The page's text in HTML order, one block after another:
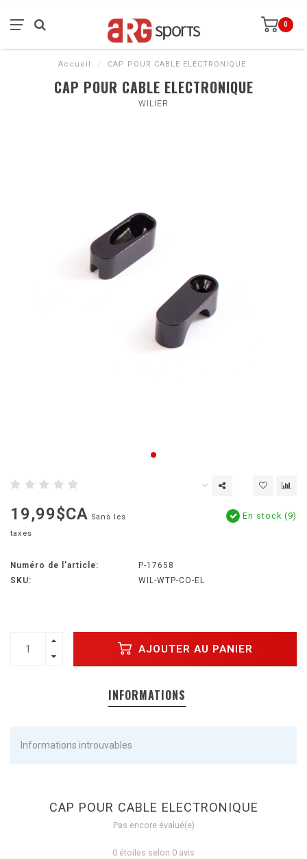
0
Accueil / CAP POUR CABLE ELECTRONIQUE
CAP POUR CABLE ELECTRONIQUE
WILIER
19,99$CA Sans les
taxes
En stock (9)
Numéro de l'article:
P-17658
SKU:
WIL-WTP-CO-EL
AJOUTER AU PANIER
INFORMATIONS
Informations introuvables
CAP POUR CABLE ELECTRONIQUE
Pas encore évalué(e)
0 étoiles selon 0 avis